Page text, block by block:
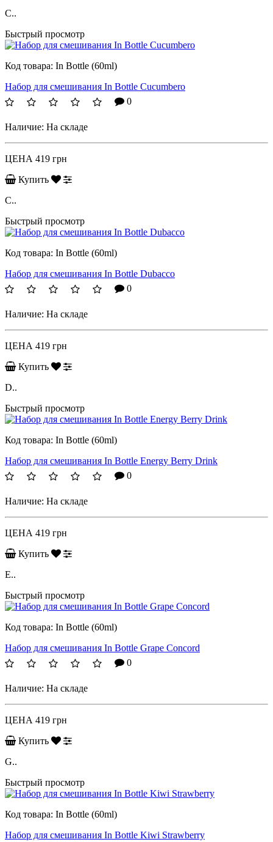
C..
Быстрый просмотр
Код товара: In Bottle (60ml)
Набор для смешивания In Bottle Cucumbero
0
Наличие: На складе
ЦЕНА 419 грн
Купить
C..
Быстрый просмотр
Код товара: In Bottle (60ml)
Набор для смешивания In Bottle Dubacco
0
Наличие: На складе
ЦЕНА 419 грн
Купить
D..
Быстрый просмотр
Код товара: In Bottle (60ml)
Набор для смешивания In Bottle Energy Berry Drink
0
Наличие: На складе
ЦЕНА 419 грн
Купить
E..
Быстрый просмотр
Код товара: In Bottle (60ml)
Набор для смешивания In Bottle Grape Concord
0
Наличие: На складе
ЦЕНА 419 грн
Купить
G..
Быстрый просмотр
Код товара: In Bottle (60ml)
Набор для смешивания In Bottle Kiwi Strawberry